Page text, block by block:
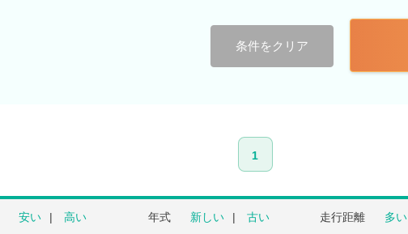
条件をクリア
1
安い 高い 年式 新しい 古い 走行距離 多い